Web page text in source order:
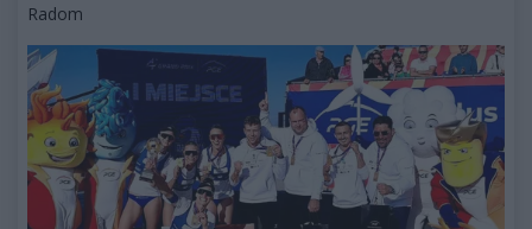
Kategorie artykułu:
Radom